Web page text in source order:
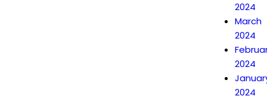
2024
March
2024
2024
2024